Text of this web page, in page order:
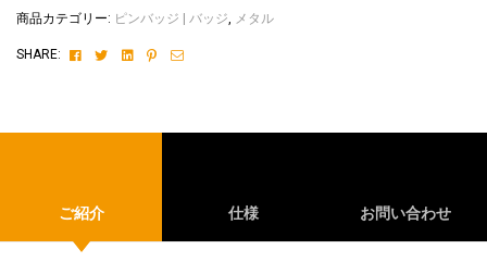
商品カテゴリー: ピンバッジ | バッジ, メタル
SHARE: FacebookTwitterLinkedinPinterest
Email
ご紹介 仕様 お問い合わせ